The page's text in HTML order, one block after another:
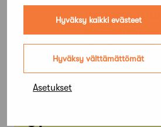
Hyväksy kaikki evästeet
Hyväksy välttämättömät
Asetukset
Design –
muodot
01